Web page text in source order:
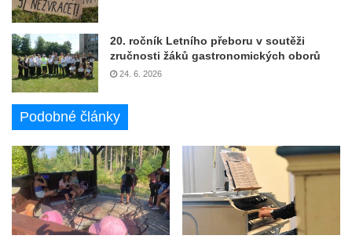
20. ročník Letního přeboru v soutěži
zručnosti žáků gastronomických oborů
24. 6. 2026
Podobné články